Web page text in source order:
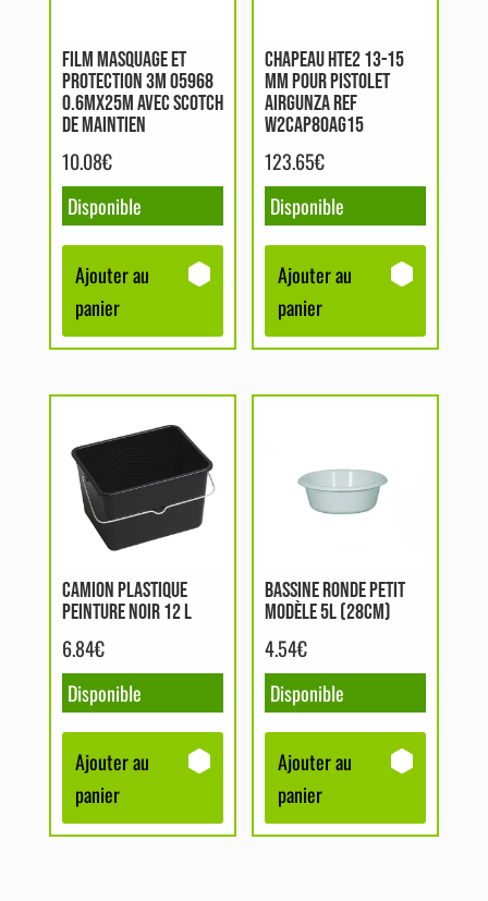
FILM MASQUAGE ET
PROTECTION 3M 05968
0.6MX25M AVEC SCOTCH
DE MAINTIEN
10.08€
Disponible
Ajouter au
panier
CHAPEAU HTE2 13-15
MM POUR PISTOLET
AIRGUNZA REF
W2CAP80AG15
123.65€
Disponible
Ajouter au
panier
CAMION PLASTIQUE
PEINTURE NOIR 12 L
6.84€
Disponible
Ajouter au
panier
BASSINE RONDE PETIT
MODÈLE 5L (28CM)
4.54€
Disponible
Ajouter au
panier